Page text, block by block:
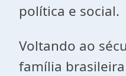
política e social.
Voltando ao
família